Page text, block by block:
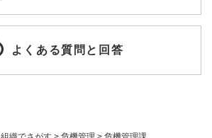
よくある質問と回答